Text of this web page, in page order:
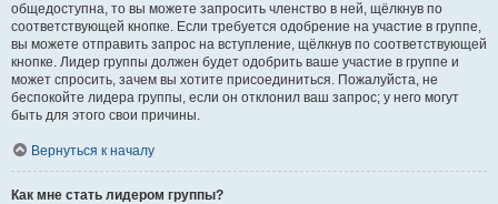
общедоступна, то вы можете запросить членство в ней, щёлкнув по
соответствующей кнопке. Если требуется одобрение на участие в группе,
вы можете отправить запрос на вступление, щёлкнув по соответствующей
кнопке. Лидер группы должен будет одобрить ваше участие в группе и
может спросить, зачем вы хотите присоединиться. Пожалуйста, не
беспокойте лидера группы, если он отклонил ваш запрос; у него могут
быть для этого свои причины.
Вернуться к началу
Как мне стать лидером группы?